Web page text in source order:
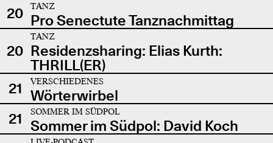
20
TANZ
Pro Senectute Tanznachmittag
20
TANZ
Residenzsharing: Elias Kurth:
THRILL(ER)
21
VERSCHIEDENES
Wörterwirbel
21
SOMMER IM SÜDPOL
Sommer im Südpol: David Koch